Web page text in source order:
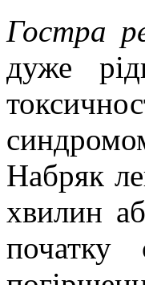
Гостра
дуже
Набряк
хвилин
початку